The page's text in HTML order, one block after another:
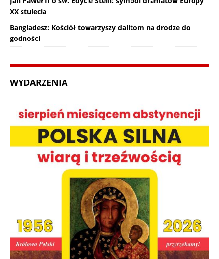
XX stulecia
Bangladesz: Kościół towarzyszy dalitom na drodze do
godności
WYDARZENIA